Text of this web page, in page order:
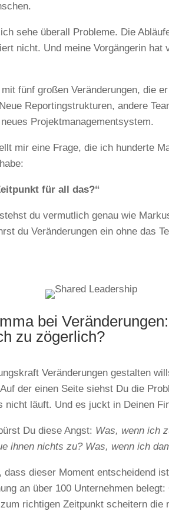
sehe überall Probleme. Die
nicht. Und meine Vorgängerin hat
fünf großen Veränderungen, die
Reportingstrukturen, andere
Projektmanagementsystem.
mir eine Frage, die ich hunderte
für all das?“
du vermutlich genau wie
du Veränderungen ein ohne das
bei
zu zögerlich?
Veränderungen gestalten
der einen Seite siehst Du die
nicht läuft. Und es juckt in Deinen
Du diese Angst: Was, wenn ich
ihnen nichts zu? Was, wenn ich
dass dieser Moment entscheidend
an über 100 Unternehmen
richtigen Zeitpunkt scheitern die